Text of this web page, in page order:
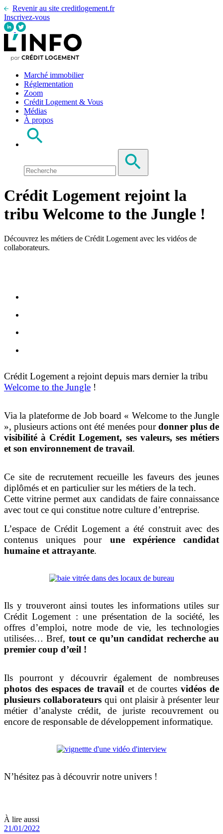
Revenir au site creditlogement.fr
Inscrivez-vous
Marché immobilier
Réglementation
Zoom
Crédit Logement & Vous
Médias
À propos
Crédit Logement rejoint la
tribu Welcome to the Jungle !
Découvrez les métiers de Crédit Logement avec les vidéos de
collaborateurs.
Crédit Logement a rejoint depuis mars dernier la tribu
Welcome to the Jungle !
Via la plateforme de Job board « Welcome to the Jungle
», plusieurs actions ont été menées pourdonner plus de
visibilité à Crédit Logement, ses valeurs, ses métiers
et son environnement de travail.
Ce site de recrutement recueille les faveurs des jeunes
diplômés et en particulier sur les métiers de la tech.
Cette vitrine permet aux candidats de faire connaissance
avec tout ce qui constitue notre culture d’entreprise.
L’espace de Crédit Logement a été construit avec des
contenus uniques pour une expérience candidat
humaine et attrayante.
Ils y trouveront ainsi toutes les informations utiles sur
Crédit Logement : une présentation de la société, les
offres d’emploi, notre mode de vie, les technologies
utilisées… Bref, tout ce qu’un candidat recherche au
premier coup d’œil !
Ils pourront y découvrir également de nombreuses
photos des espaces de travail et de courtes vidéos de
plusieurs collaborateursqui ont plaisir à présenter leur
métier d’analyste crédit, de juriste recouvrement ou
encore de responsable de développement informatique.
N’hésitez pas à découvrir notre univers !
À lire aussi
21/01/2022